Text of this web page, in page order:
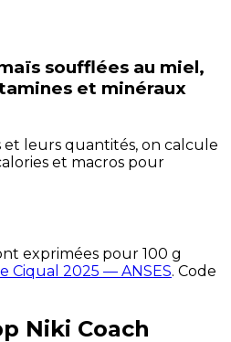
soufflées au miel,
et minéraux
leurs quantités, on calcule
et macros pour
exprimées pour 100 g
Ciqual 2025 — ANSES. Code
Niki Coach